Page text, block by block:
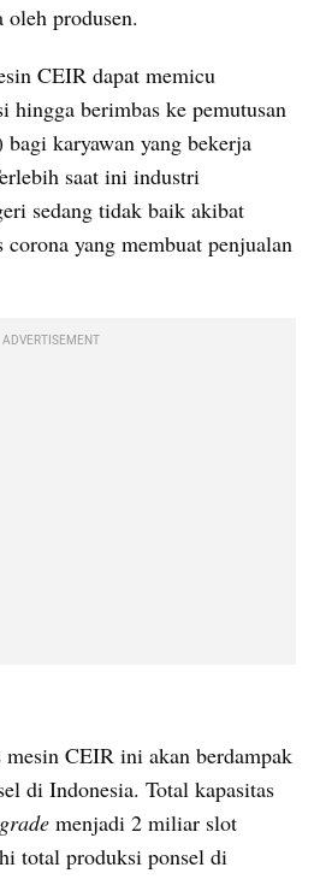
produsen.
CEIR dapat memicu
hingga berimbas ke pemutusan
karyawan yang bekerja
sedang tidak baik akibat
yang membuat penjualan
ADVERTISEMENT
mesin CEIR ini akan berdampak
di Indonesia. Total kapasitas
menjadi 2 miliar slot
total produksi ponsel di